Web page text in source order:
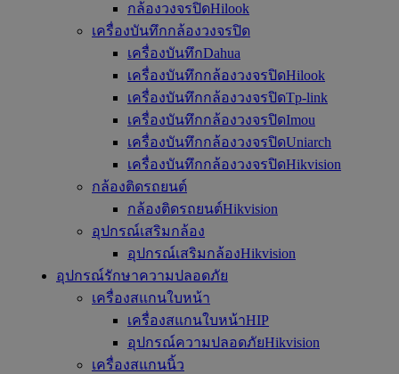
กล้องวงจรปิดHilook
เครื่องบันทึกกล้องวงจรปิด
เครื่องบันทึกDahua
เครื่องบันทึกกล้องวงจรปิดHilook
เครื่องบันทึกกล้องวงจรปิดTp-link
เครื่องบันทึกกล้องวงจรปิดImou
เครื่องบันทึกกล้องวงจรปิดUniarch
เครื่องบันทึกกล้องวงจรปิดHikvision
กล้องติดรถยนต์
กล้องติดรถยนต์Hikvision
อุปกรณ์เสริมกล้อง
อุปกรณ์เสริมกล้องHikvision
อุปกรณ์รักษาความปลอดภัย
เครื่องสแกนใบหน้า
เครื่องสแกนใบหน้าHIP
อุปกรณ์ความปลอดภัยHikvision
เครื่องสแกนนิ้ว